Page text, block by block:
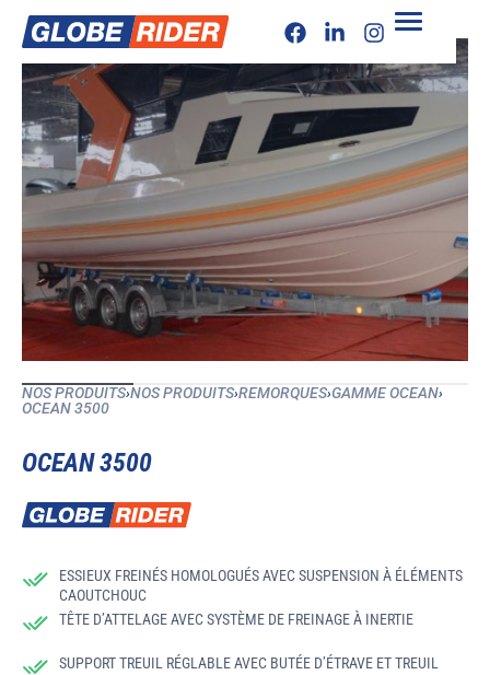
NOS PRODUITS›NOS PRODUITS›REMORQUES›GAMME OCEAN›
OCEAN 3500
OCEAN 3500
ESSIEUX FREINÉS HOMOLOGUÉS AVEC SUSPENSION À ÉLÉMENTS
CAOUTCHOUC
TÊTE D’ATTELAGE AVEC SYSTÈME DE FREINAGE À INERTIE
SUPPORT TREUIL RÉGLABLE AVEC BUTÉE D’ÉTRAVE ET TREUIL